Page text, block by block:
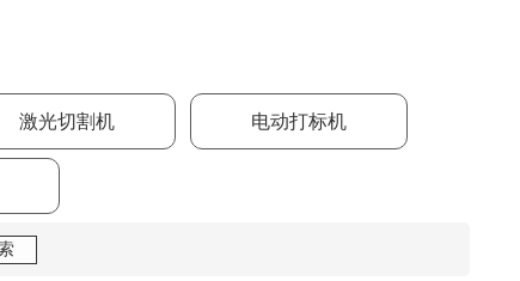
激光切割机 电动打标机